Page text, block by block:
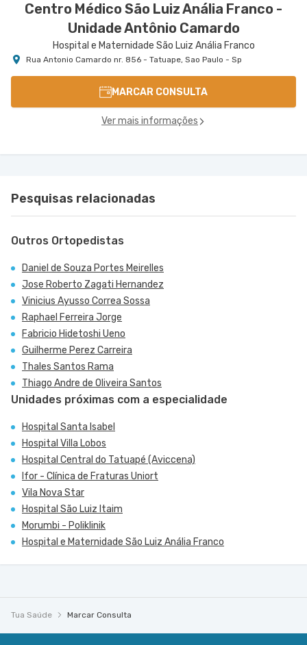
Centro Médico São Luiz Anália Franco -
Unidade Antônio Camardo
Hospital e Maternidade São Luiz Anália Franco
Rua Antonio Camardo nr. 856 - Tatuape, Sao Paulo - Sp
MARCAR CONSULTA
Ver mais informações
Pesquisas relacionadas
Outros Ortopedistas
Daniel de Souza Portes Meirelles
Jose Roberto Zagati Hernandez
Vinicius Ayusso Correa Sossa
Raphael Ferreira Jorge
Fabricio Hidetoshi Ueno
Guilherme Perez Carreira
Thales Santos Rama
Thiago Andre de Oliveira Santos
Unidades próximas com a especialidade
Hospital Santa Isabel
Hospital Villa Lobos
Hospital Central do Tatuapé (Aviccena)
Ifor - Clínica de Fraturas Uniort
Vila Nova Star
Hospital São Luiz Itaim
Morumbi - Poliklinik
Hospital e Maternidade São Luiz Anália Franco
Tua Saúde Marcar Consulta